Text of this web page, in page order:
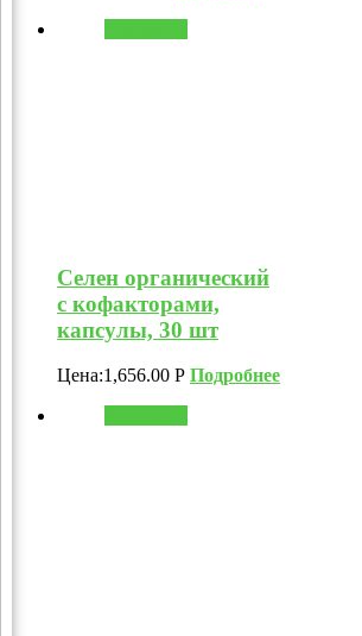
Селен органический
с кофакторами,
капсулы, 30 шт
Цена:1,656.00 Р Подробнее